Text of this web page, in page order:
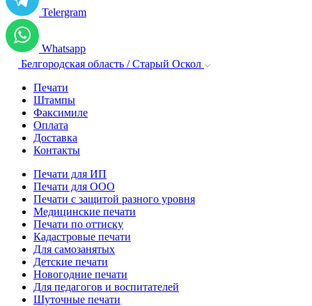
Telergram
Whatsapp
Белгородская область / Старый Оскол
Печати
Штампы
Факсимиле
Оплата
Доставка
Контакты
Печати для ИП
Печати для ООО
Печати с защитой разного уровня
Медицинские печати
Печати по оттиску
Кадастровые печати
Для самозанятых
Детские печати
Новогодние печати
Для педагогов и воспитателей
Шуточные печати